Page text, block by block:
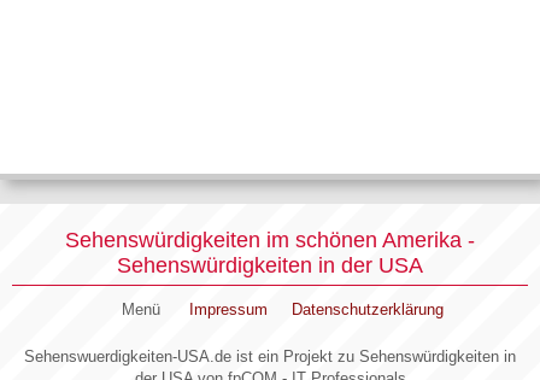
Sehenswürdigkeiten im schönen Amerika -
Sehenswürdigkeiten in der USA
Menü Impressum Datenschutzerklärung
Sehenswuerdigkeiten-USA.de ist ein Projekt zu Sehenswürdigkeiten in